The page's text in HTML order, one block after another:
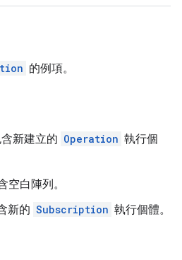
的例項。
新建立的 Operation 執行個
空白陣列。
新的 Subscription 執行個體。